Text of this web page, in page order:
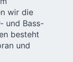
wir die
und Bass-
besteht
und